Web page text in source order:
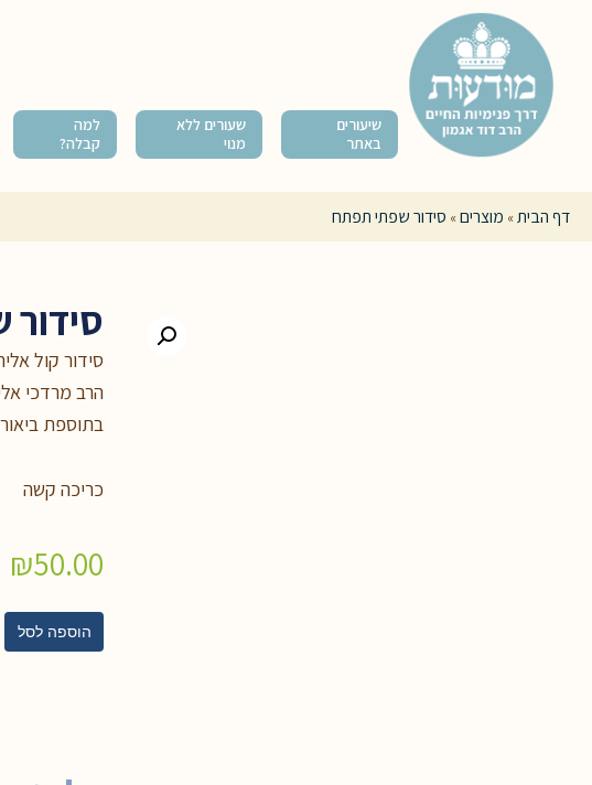
שיעורים
באתר
שעורים ללא
מנוי
למה
קבלה?
דף הבית» מוצרים» סידור שפתי תפתח
סידור קול
הרב מרדכי
בתוספת
כריכה קשה
₪50.00
הוספה לסל